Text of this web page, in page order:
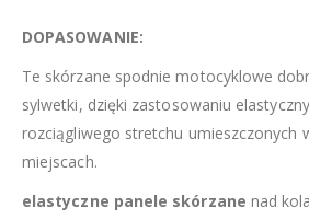
DOPASOWANIE:
Te skórzane spodnie motocyklowe
sylwetki, dzięki zastosowaniu
rozciągliwego stretchu umieszczonych
miejscach.
elastyczne panele skórzane nad